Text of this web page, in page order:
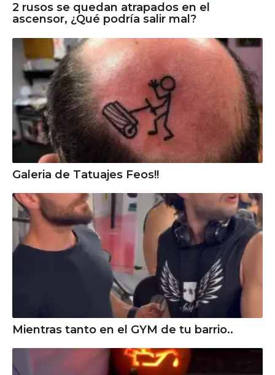
2 rusos se quedan atrapados en el
ascensor, ¿Qué podría salir mal?
Galeria de Tatuajes Feos!!
Mientras tanto en el GYM de tu barrio..